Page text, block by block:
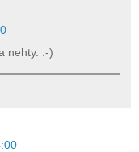
nehty. :-)